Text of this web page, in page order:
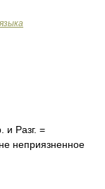
и Разг. =
неприязненное